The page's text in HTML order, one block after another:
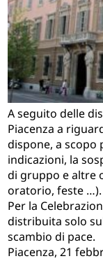
A seguito delle
Piacenza a
dispone, a scopo
indicazioni, la
di gruppo e altre
oratorio, feste …).
Per la
distribuita solo
scambio di pace.
Piacenza, 21